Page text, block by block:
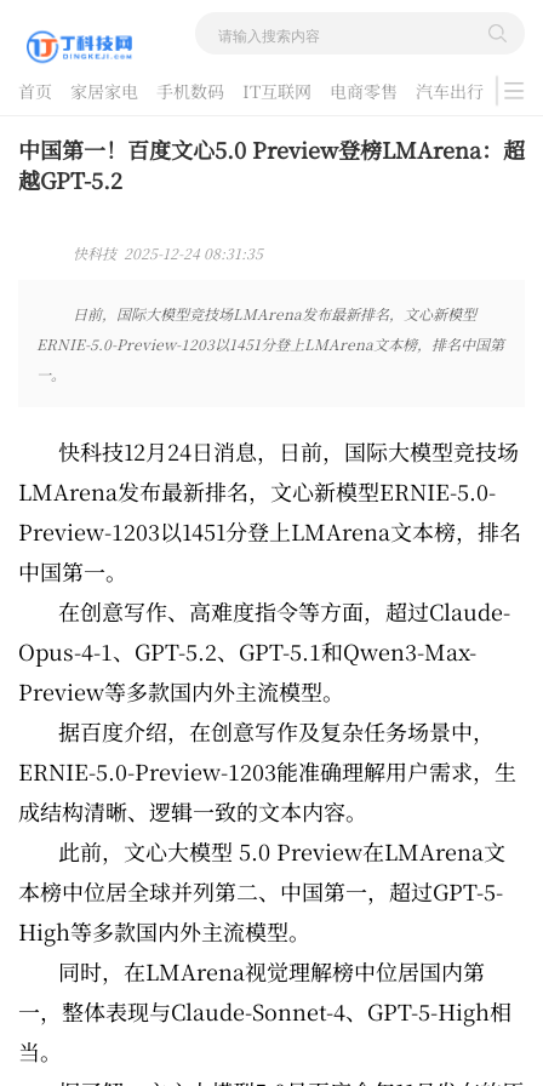
首页 家居家电 手机数码 IT互联网 电商零售 汽车出行
游戏
酷品评测
中国第一！百度文心5.0 Preview登榜LMArena：超
越GPT-5.2
快科技 2025-12-24 08:31:35
日前，国际大模型竞技场LMArena发布最新排名，文心新模型
ERNIE-5.0-Preview-1203以1451分登上LMArena文本榜，排名中国第
一。
快科技12月24日消息，日前，国际大模型竞技场
LMArena发布最新排名，文心新模型ERNIE-5.0-
Preview-1203以1451分登上LMArena文本榜，排名
中国第一。
在创意写作、高难度指令等方面，超过Claude-
Opus-4-1、GPT-5.2、GPT-5.1和Qwen3-Max-
Preview等多款国内外主流模型。
据百度介绍，在创意写作及复杂任务场景中，
ERNIE-5.0-Preview-1203能准确理解用户需求，生
成结构清晰、逻辑一致的文本内容。
此前，文心大模型 5.0 Preview在LMArena文
本榜中位居全球并列第二、中国第一，超过GPT-5-
High等多款国内外主流模型。
同时，在LMArena视觉理解榜中位居国内第
一，整体表现与Claude-Sonnet-4、GPT-5-High相
当。